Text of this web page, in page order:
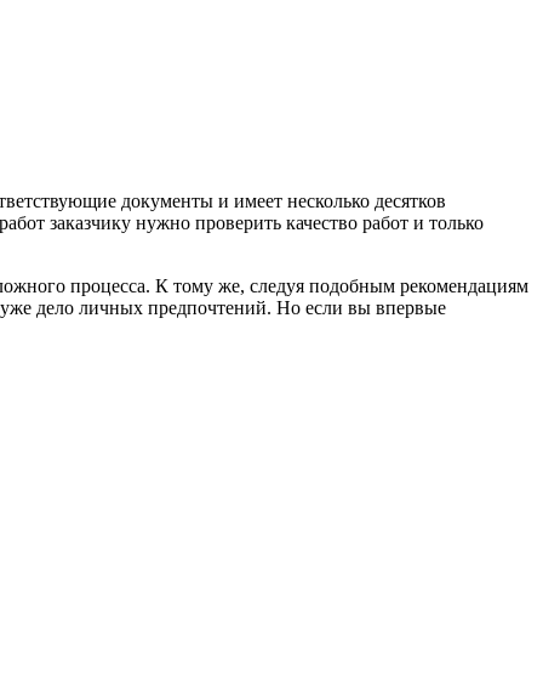
документы и имеет несколько десятков
заказчику нужно проверить качество работ и только
процесса. К тому же, следуя подобным рекомендациям
уже дело личных предпочтений. Но если вы впервые